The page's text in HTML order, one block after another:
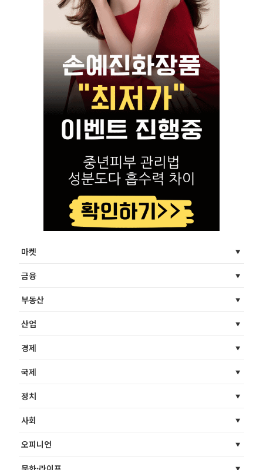
마켓
금융
부동산
산업
경제
국제
정치
사회
오피니언